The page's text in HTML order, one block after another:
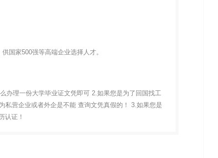
国家500强等高端企业选择人才。
办理一份大学毕业证文凭即可 2.如果您是为了回国找工
私营企业或者外企是不能 查询文凭真假的！ 3.如果您是
认证！